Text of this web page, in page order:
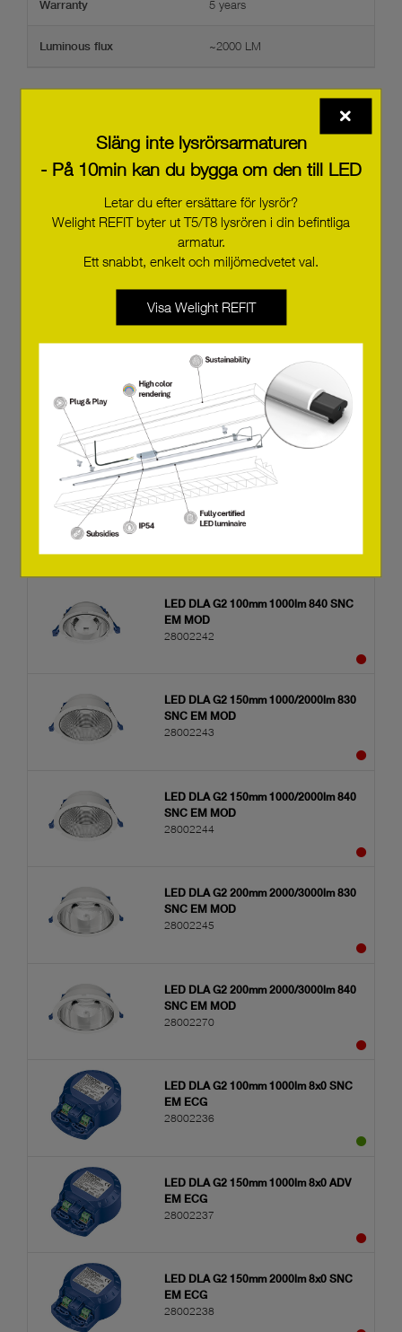
Warranty 5 years
Luminous flux ~2000 LM
DLA flat 200mm 2160lm 830-855 SNC3
DLA flat 150mm 1500lm 830-855 SNC3
28004063
DLA flat 100mm 880lm 830-855 SNC3
28004062
LED DLA G2 100mm 1000lm 830 SNC
EM MOD
LED DLA G2 100mm 1000lm 840 SNC
EM MOD
28002242
LED DLA G2 150mm 1000/2000lm 830
SNC EM MOD
28002243
LED DLA G2 150mm 1000/2000lm 840
SNC EM MOD
28002244
LED DLA G2 200mm 2000/3000lm 830
SNC EM MOD
28002245
LED DLA G2 200mm 2000/3000lm 840
SNC EM MOD
28002270
LED DLA G2 100mm 1000lm 8x0 SNC
EM ECG
28002236
LED DLA G2 150mm 1000lm 8x0 ADV
EM ECG
28002237
LED DLA G2 150mm 2000lm 8x0 SNC
EM ECG
28002238
Släng inte lysrörsarmaturen
- På 10min kan du bygga om den till LED
Letar du efter ersättare för lysrör?
Welight REFIT byter ut T5/T8 lysrören i din befintliga
armatur.
Ett snabbt, enkelt och miljömedvetet val.
Visa Welight REFIT